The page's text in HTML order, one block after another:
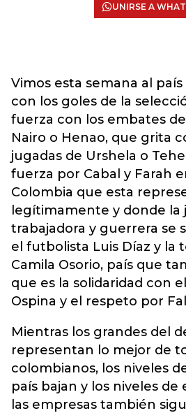
UNIRSE A
Vimos esta semana al
con los goles de la
fuerza con los embates
Nairo o Henao, que grita
jugadas de Urshela o
fuerza por Cabal y Farah
Colombia que esta
legítimamente y donde la
trabajadora y guerrera se
el futbolista Luis Díaz y la
Camila Osorio, país que
que es la solidaridad con
Ospina y el respeto por
Mientras los grandes del
representan lo mejor de
colombianos, los niveles
país bajan y los niveles
las empresas también